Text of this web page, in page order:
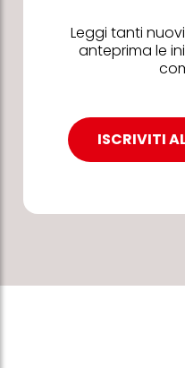
Leggi tanti
anteprima le
ISCRIVITI